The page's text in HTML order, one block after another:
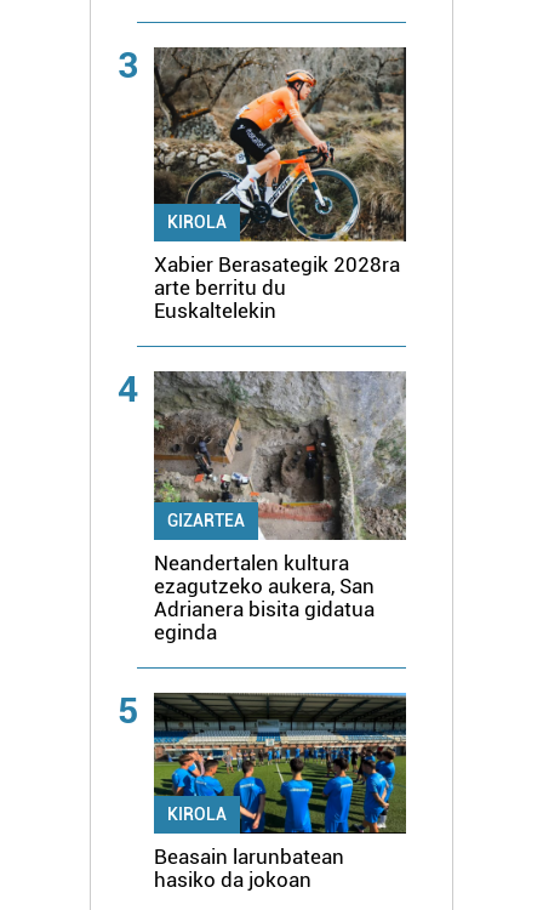
3
KIROLA
Xabier Berasategik 2028ra
arte berritu du
Euskaltelekin
4
GIZARTEA
Neandertalen kultura
ezagutzeko aukera, San
Adrianera bisita gidatua
eginda
5
KIROLA
Beasain larunbatean
hasiko da jokoan